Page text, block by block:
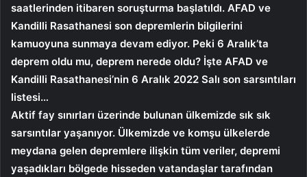
saatlerinden itibaren soruşturma başlatıldı. AFAD ve
Kandilli Rasathanesi son depremlerin bilgilerini
kamuoyuna sunmaya devam ediyor. Peki 6 Aralık’ta
deprem oldu mu, deprem nerede oldu? İşte AFAD ve
Kandilli Rasathanesi’nin 6 Aralık 2022 Salı son sarsıntıları
listesi…
Aktif fay sınırları üzerinde bulunan ülkemizde sık sık
sarsıntılar yaşanıyor. Ülkemizde ve komşu ülkelerde
meydana gelen depremlere ilişkin tüm veriler, depremi
yaşadıkları bölgede hisseden vatandaşlar tarafından